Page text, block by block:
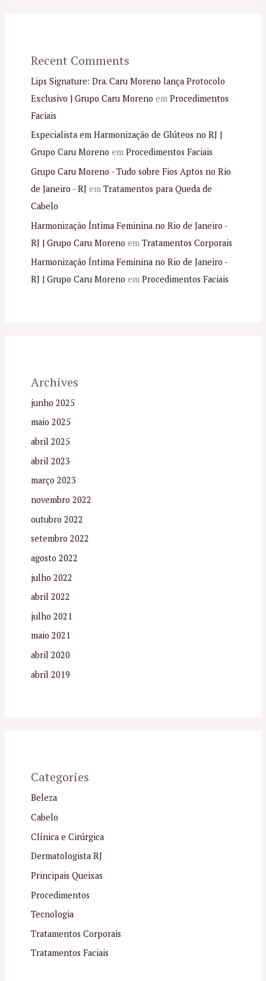
Recent Comments
Lips Signature: Dra. Caru Moreno lança Protocolo
Exclusivo | Grupo Caru Moreno em Procedimentos
Faciais
Especialista em Harmonização de Glúteos no RJ |
Grupo Caru Moreno em Procedimentos Faciais
Grupo Caru Moreno - Tudo sobre Fios Aptos no Rio
de Janeiro - RJem Tratamentos para Queda de
Cabelo
Harmonização Íntima Feminina no Rio de Janeiro -
RJ | Grupo Caru Moreno em Tratamentos Corporais
Harmonização Íntima Feminina no Rio de Janeiro -
RJ | Grupo Caru Moreno em Procedimentos Faciais
Archives
junho 2025
maio 2025
abril 2025
abril 2023
março 2023
novembro 2022
outubro 2022
setembro 2022
agosto 2022
julho 2022
abril 2022
julho 2021
maio 2021
abril 2020
abril 2019
Categories
Beleza
Cabelo
Clínica e Cirúrgica
Dermatologista RJ
Principais Queixas
Procedimentos
Tecnologia
Tratamentos Corporais
Tratamentos Faciais